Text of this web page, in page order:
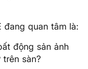
đang quan tâm là:
động sản ảnh
trên sàn?